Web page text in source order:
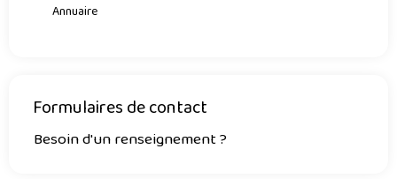
Annuaire
Formulaires de contact
Besoin d'un renseignement ?